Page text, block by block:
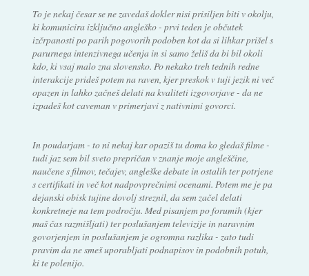
To je nekaj česar se ne zavedaš dokler nisi prisiljen biti v okolju,
ki komunicira izključno angleško - prvi teden je občutek
izčrpanosti po parih pogovorih podoben kot da si lihkar prišel s
parurnega intenzivnega učenja in si samo želiš da bi bil okoli
kdo, ki vsaj malo zna slovensko. Po nekako treh tednih redne
interakcije prideš potem na raven, kjer preskok v tuji jezik ni več
opazen in lahko začneš delati na kvaliteti izgovorjave - da ne
izpadeš kot caveman v primerjavi z nativnimi govorci.
In poudarjam - to ni nekaj kar opaziš tu doma ko gledaš filme -
tudi jaz sem bil sveto prepričan v znanje moje angleščine,
naučene s filmov, tečajev, angleške debate in ostalih ter potrjene
s certifikati in več kot nadpovprečnimi ocenami. Potem me je pa
dejanski obisk tujine dovolj streznil, da sem začel delati
konkretneje na tem področju. Med pisanjem po forumih (kjer
maš čas razmišljati) ter poslušanjem televizije in naravnim
govorjenjem in poslušanjem je ogromna razlika - zato tudi
pravim da ne smeš uporabljati podnapisov in podobnih potuh,
ki te polenijo.